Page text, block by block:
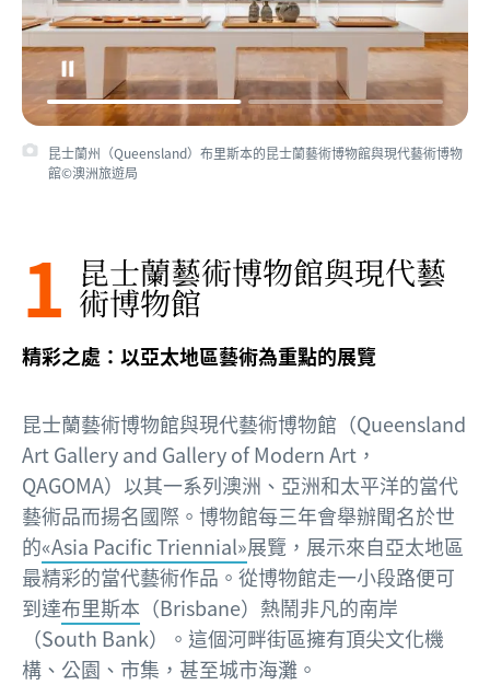
昆士蘭州（Queensland）布里斯本的昆士蘭藝術博物館與現代藝術博物
館©澳洲旅遊局
昆士蘭州布里斯本的昆士蘭藝術博物館與現代藝術博物館©Brisbane
Marketing
1 昆士蘭藝術博物館與現代藝
術博物館
精彩之處：以亞太地區藝術為重點的展覽
昆士蘭藝術博物館與現代藝術博物館（Queensland
Art Gallery and Gallery of Modern Art，
QAGOMA）以其一系列澳洲、亞洲和太平洋的當代
藝術品而揚名國際。博物館每三年會舉辦聞名於世
的«Asia Pacific Triennial»展覽，展示來自亞太地區
最精彩的當代藝術作品。從博物館走一小段路便可
到達布里斯本 （Brisbane）熱鬧非凡的南岸
（South Bank）。這個河畔街區擁有頂尖文化機
構、公園、市集，甚至城市海灘。